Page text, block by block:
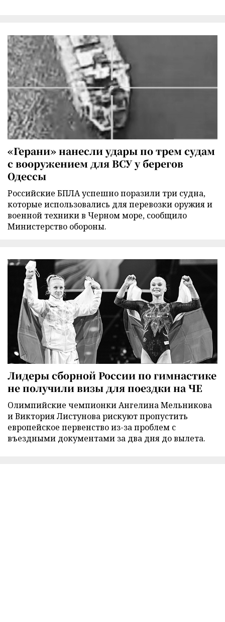
«Герани» нанесли удары по трем судам
с вооружением для ВСУ у берегов
Одессы
Российские БПЛА успешно поразили три судна,
которые использовались для перевозки оружия и
военной техники в Черном море, сообщило
Министерство обороны.
Лидеры сборной России по гимнастике
не получили визы для поездки на ЧЕ
Олимпийские чемпионки Ангелина Мельникова
и Виктория Листунова рискуют пропустить
европейское первенство из-за проблем с
въездными документами за два дня до вылета.